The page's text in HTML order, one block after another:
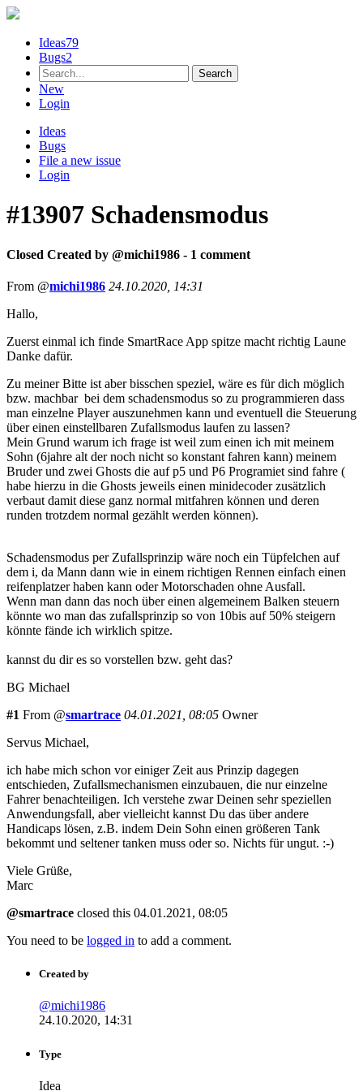
Ideas79
Bugs2
New
Login
Ideas
Bugs
File a new issue
Login
#13907 Schadensmodus
Closed Created by @michi1986 - 1 comment
From @michi1986 24.10.2020, 14:31
Hallo,
Zuerst einmal ich finde SmartRace App spitze macht richtig Laune
Danke dafür.
Zu meiner Bitte ist aber bisschen speziel, wäre es für dich möglich
bzw. machbar bei dem schadensmodus so zu programmieren dass
man einzelne Player auszunehmen kann und eventuell die Steuerung
über einen einstellbaren Zufallsmodus laufen zu lassen?
Mein Grund warum ich frage ist weil zum einen ich mit meinem
Sohn (6jahre alt der noch nicht so konstant fahren kann) meinem
Bruder und zwei Ghosts die auf p5 und P6 Programiet sind fahre (
habe hierzu in die Ghosts jeweils einen minidecoder zusätzlich
verbaut damit diese ganz normal mitfahren können und deren
runden trotzdem normal gezählt werden können).
Schadensmodus per Zufallsprinzip wäre noch ein Tüpfelchen auf
dem i, da Mann dann wie in einem richtigen Rennen einfach einen
reifenplatzer haben kann oder Motorschaden ohne Ausfall.
Wenn man dann das noch über einen algemeinem Balken steuern
könnte wo man das zufallsprinzip so von 10bis auf 50% steigern
könnte fände ich wirklich spitze.
kannst du dir es so vorstellen bzw. geht das?
BG Michael
#1 From @smartrace 04.01.2021, 08:05 Owner
Servus Michael,
ich habe mich schon vor einiger Zeit aus Prinzip dagegen
entschieden, Zufallsmechanismen einzubauen, die nur einzelne
Fahrer benachteiligen. Ich verstehe zwar Deinen sehr speziellen
Anwendungsfall, aber vielleicht kannst Du das über andere
Handicaps lösen, z.B. indem Dein Sohn einen größeren Tank
bekommt und seltener tanken muss oder so. Nichts für ungut. :-)
Viele Grüße,
Marc
@smartrace closed this 04.01.2021, 08:05
You need to be logged in to add a comment.
Created by
@michi1986
24.10.2020, 14:31
Type
Idea